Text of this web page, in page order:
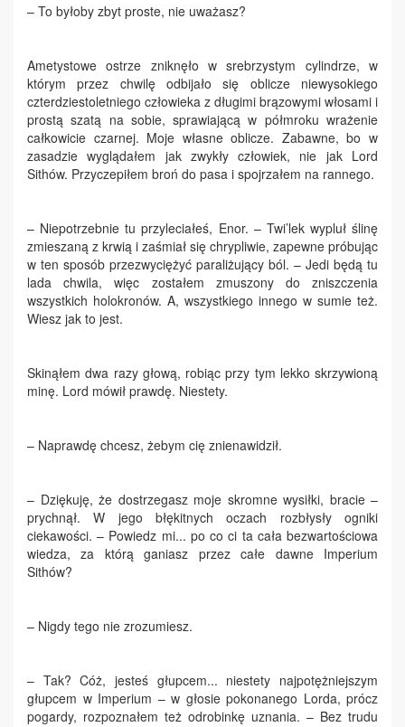
– To byłoby zbyt proste, nie uważasz?
Ametystowe ostrze zniknęło w srebrzystym cylindrze, w
którym przez chwilę odbijało się oblicze niewysokiego
czterdziestoletniego człowieka z długimi brązowymi włosami i
prostą szatą na sobie, sprawiającą w półmroku wrażenie
całkowicie czarnej. Moje własne oblicze. Zabawne, bo w
zasadzie wyglądałem jak zwykły człowiek, nie jak Lord
Sithów. Przyczepiłem broń do pasa i spojrzałem na rannego.
– Niepotrzebnie tu przyleciałeś, Enor. – Twi’lek wypluł ślinę
zmieszaną z krwią i zaśmiał się chrypliwie, zapewne próbując
w ten sposób przezwyciężyć paraliżujący ból. – Jedi będą tu
lada chwila, więc zostałem zmuszony do zniszczenia
wszystkich holokronów. A, wszystkiego innego w sumie też.
Wiesz jak to jest.
Skinąłem dwa razy głową, robiąc przy tym lekko skrzywioną
minę. Lord mówił prawdę. Niestety.
– Naprawdę chcesz, żebym cię znienawidził.
– Dziękuję, że dostrzegasz moje skromne wysiłki, bracie –
prychnął. W jego błękitnych oczach rozbłysły ogniki
ciekawości. – Powiedz mi... po co ci ta cała bezwartościowa
wiedza, za którą ganiasz przez całe dawne Imperium
Sithów?
– Nigdy tego nie zrozumiesz.
– Tak? Cóż, jesteś głupcem... niestety najpotężniejszym
głupcem w Imperium – w głosie pokonanego Lorda, prócz
pogardy, rozpoznałem też odrobinkę uznania. – Bez trudu